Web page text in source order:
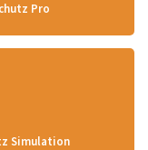
Pro
Simulation